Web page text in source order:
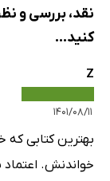
نقد، بررسی و
کنید...
Z
۱۴۰۱/۰۸/۱۱
بهترین کتابی
خواندنش. اعتماد